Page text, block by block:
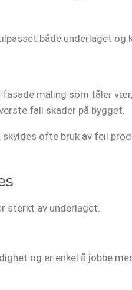
både underlaget og
fasade maling som tåler
fall skader på bygget.
ofte bruk av feil
sterkt av underlaget.
og er enkel å jobbe